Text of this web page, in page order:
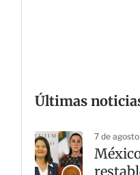
Últimas
7 de